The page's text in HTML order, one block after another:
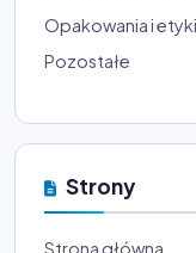
Opakowania i
Pozostałe
Strony
Strona główna